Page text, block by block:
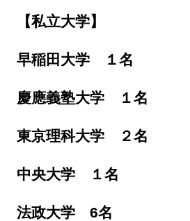
【私立大学】
早稲田大学 １名
慶應義塾大学 １名
東京理科大学 ２名
中央大学 １名
法政大学 6名